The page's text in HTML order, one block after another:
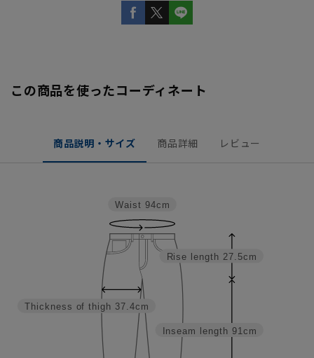
この商品を使ったコーディネート
商品説明・サイズ 商品詳細 レビュー
Inseam length 91cm
Rise length 27.5cm
Thickness of thigh 37.4cm
Waist 94cm